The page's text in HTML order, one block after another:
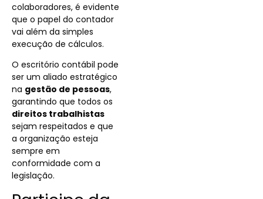
colaboradores, é evidente
que o papel do contador
vai além da simples
execução de cálculos.
O escritório contábil pode
ser um aliado estratégico
na gestão de pessoas,
garantindo que todos os
direitos trabalhistas
sejam respeitados e que
a organização esteja
sempre em
conformidade com a
legislação.